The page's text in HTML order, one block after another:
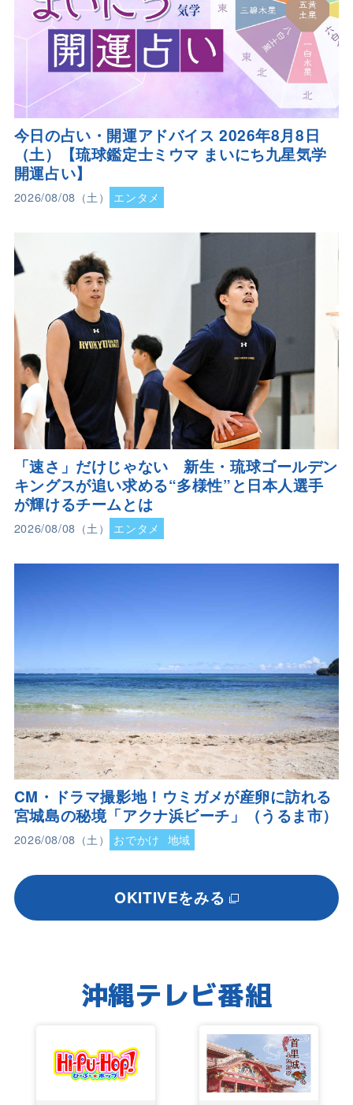
今日の占い・開運アドバイス 2026年8月8日
（土）【琉球鑑定士ミウマ まいにち九星気学
開運占い】
2026/08/08（土） エンタメ
「速さ」だけじゃない 新生・琉球ゴールデン
キングスが追い求める“多様性”と日本人選手
が輝けるチームとは
2026/08/08（土） エンタメ
CM・ドラマ撮影地！ウミガメが産卵に訪れる
宮城島の秘境「アクナ浜ビーチ」（うるま市）
2026/08/08（土） おでかけ 地域
OKITIVEをみる
沖縄テレビ番組